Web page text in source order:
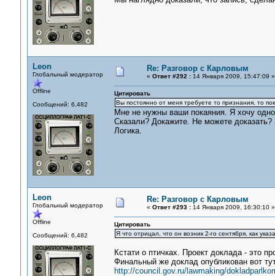
Leon
Глобальный модератор
Offline
Сообщений: 6,482
Re: Разговор с Карловым
« Ответ #292 :14 Января 2009, 15:47:09 »
Цитировать
Вы постоянно от меня требуете то признания, то
Мне не нужны ваши покаяния. Я хочу
Сказали? Докажите. Не можете доказать?
Логика.
Leon
Глобальный модератор
Offline
Сообщений: 6,482
Re: Разговор с Карловым
« Ответ #293 :14 Января 2009, 16:30:10 »
Цитировать
Я что отрицал, что он возник 2-го сентября, как
Кстати о птичках. Проект доклада - это
Финальный же доклад опубликован вот
http://council.gov.ru/lawmaking/